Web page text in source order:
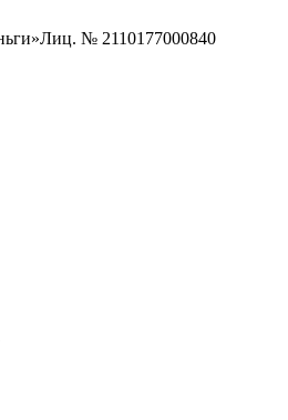
Лиц. № 2110177000840